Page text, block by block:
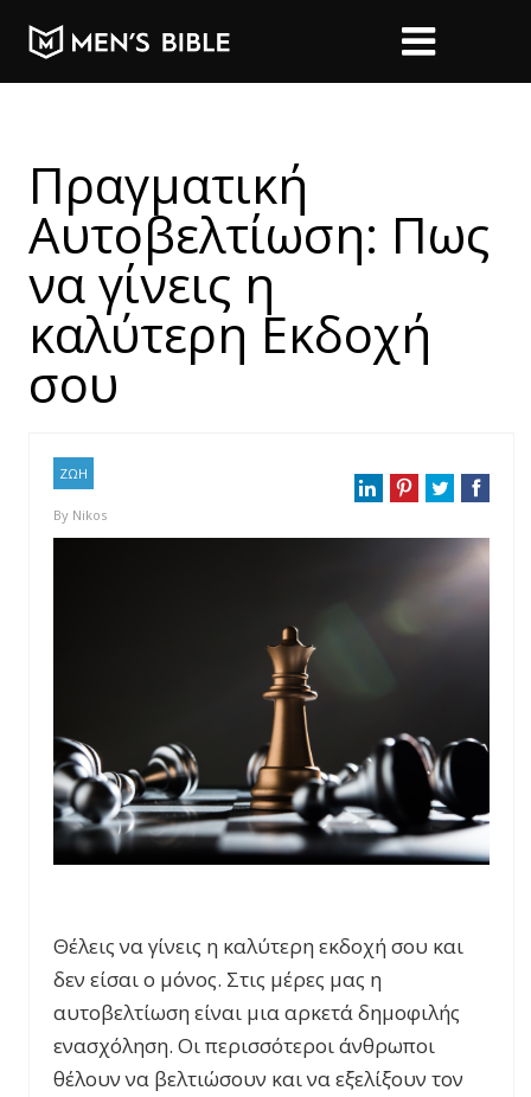
Πραγματική
Αυτοβελτίωση: Πως
να γίνεις η
καλύτερη Εκδοχή
σου
ΖΩΗ
By Nikos
Θέλεις να γίνεις η καλύτερη εκδοχή σου και
δεν είσαι ο μόνος. Στις μέρες μας η
αυτοβελτίωση είναι μια αρκετά δημοφιλής
ενασχόληση. Οι περισσότεροι άνθρωποι
θέλουν να βελτιώσουν και να εξελίξουν τον